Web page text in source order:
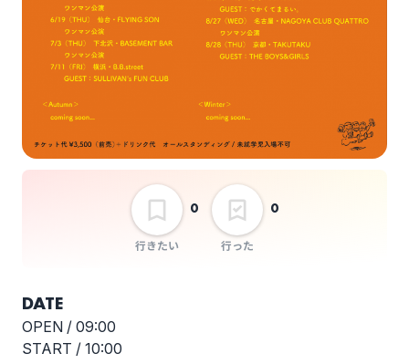
行きたい
0
行った
0
DATE
OPEN / 09:00
START / 10:00